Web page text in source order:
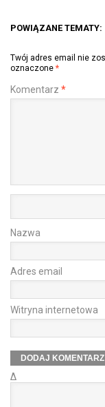
POWIĄZANE TEMATY:
Twój adres email nie
oznaczone *
Komentarz *
Nazwa
Adres email
Witryna internetowa
Δ